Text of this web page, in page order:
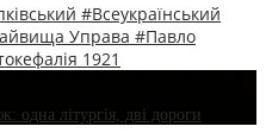
#Всеукраїнський
Управа #Павло
1921
одна літургія, дві дороги